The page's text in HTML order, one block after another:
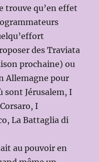
trouve qu’en effet
des Traviata
prochaine) ou
Allemagne pour
sont Jérusalem, I
I
La Battaglia di
au pouvoir en